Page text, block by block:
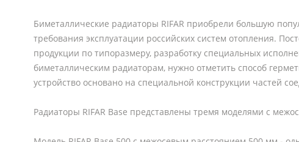
Биметаллические радиаторы RIFAR приобрели большую
требования эксплуатации российских систем отопления.
продукции по типоразмеру, разработку специальных
биметаллическим радиаторам, нужно отметить способ
устройство основано на специальной конструкции частей
Радиаторы RIFAR Base представлены тремя моделями с